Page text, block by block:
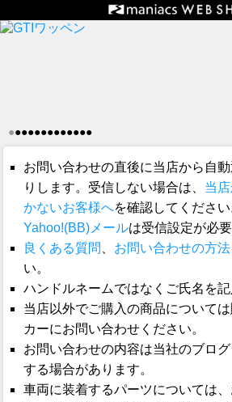
●●●●●●●●●●●●●
お問い合わせの直後に当店から自
りします。受信しない場合は、 当
かないお客様へを確認してください
Yahoo!(BB)メールは受信設定が必要
良くある質問
お問い合わせの方法
い。
ハンドルネームではなくご氏名を記
当店以外でご購入の商品について
カーにお問い合わせください。
お問い合わせの内容は当社のブロ
する場合があります。
車両に装着するパーツについては